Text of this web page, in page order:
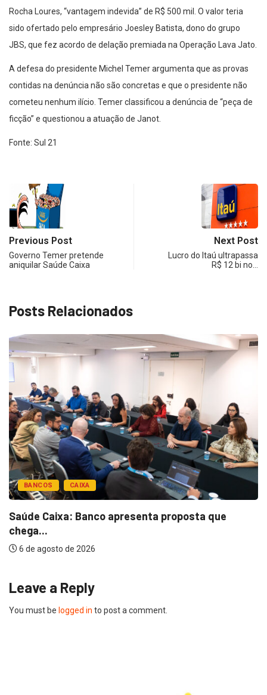
Rocha Loures, “vantagem indevida” de R$ 500 mil. O valor teria
sido ofertado pelo empresário Joesley Batista, dono do grupo
JBS, que fez acordo de delação premiada na Operação Lava Jato.
A defesa do presidente Michel Temer argumenta que as provas
contidas na denúncia não são concretas e que o presidente não
cometeu nenhum ilício. Temer classificou a denúncia de “peça de
ficção” e questionou a atuação de Janot.
Fonte: Sul 21
Previous Post
Governo Temer pretende
aniquilar Saúde Caixa
Next Post
Lucro do Itaú ultrapassa
R$ 12 bi no…
Posts Relacionados
BANCOS CAIXA
Saúde Caixa: Banco apresenta proposta que
chega...
6 de agosto de 2026
Leave a Reply
You must be logged in to post a comment.